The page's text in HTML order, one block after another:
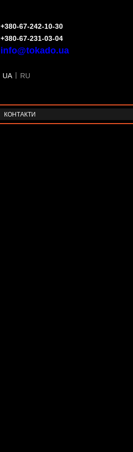
+380-67-242-10-30
+380-67-231-03-04
info@tokado.ua
UA | RU
КОНТАКТИ